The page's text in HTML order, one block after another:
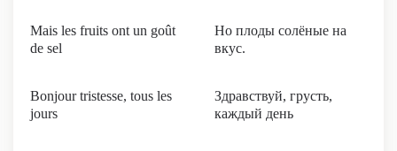
Mais les fruits ont un goût
de sel
Но плоды солёные на
вкус.
Bonjour tristesse, tous les
jours
Здравствуй, грусть,
каждый день